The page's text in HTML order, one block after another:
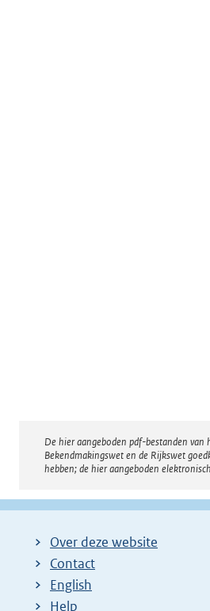
Disclaimer
De hier aangeboden pdf-bestanden van
Bekendmakingswet en de Rijkswet
hebben; de hier aangeboden
Over deze website
Contact
English
Help